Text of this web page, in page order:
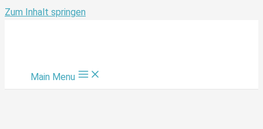
Zum Inhalt springen
Main Menu